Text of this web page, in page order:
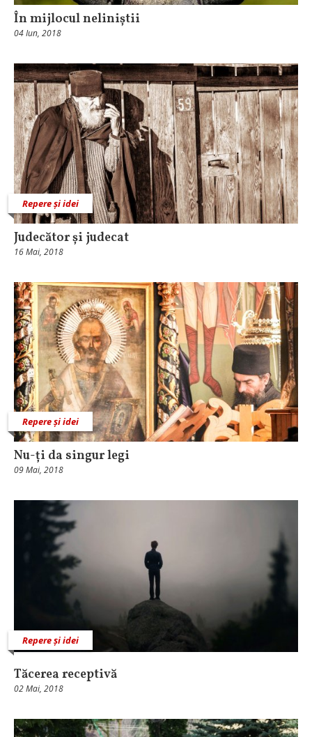
În mijlocul neliniștii
04 Iun, 2018
Repere și idei
Judecător și judecat
16 Mai, 2018
Repere și idei
Nu-ți da singur legi
09 Mai, 2018
Repere și idei
Tăcerea receptivă
02 Mai, 2018